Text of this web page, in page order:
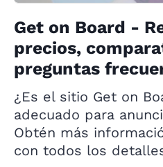
Get on Board -
precios,
preguntas
¿Es el sitio Get on
adecuado para
Obtén más
con todos los